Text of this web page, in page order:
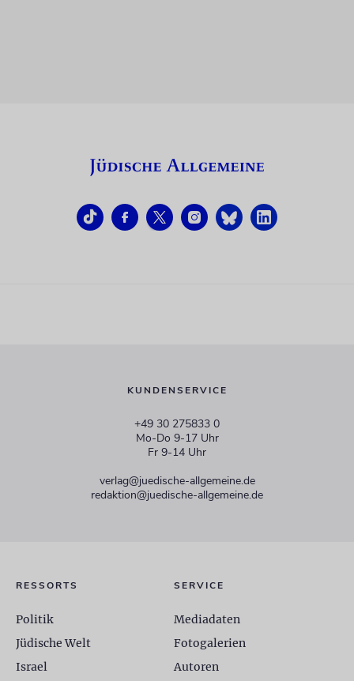
KUNDENSERVICE
+49 30 275833 0
Mo-Do 9-17 Uhr
Fr 9-14 Uhr
verlag@juedische-allgemeine.de
redaktion@juedische-allgemeine.de
RESSORTS
Politik
Jüdische Welt
Israel
SERVICE
Mediadaten
Fotogalerien
Autoren